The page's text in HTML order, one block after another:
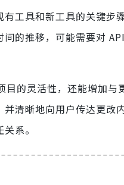
工具和新工具的关键步
的推移，可能需要对
目的灵活性，还能增加
清晰地向用户传达更改
系。